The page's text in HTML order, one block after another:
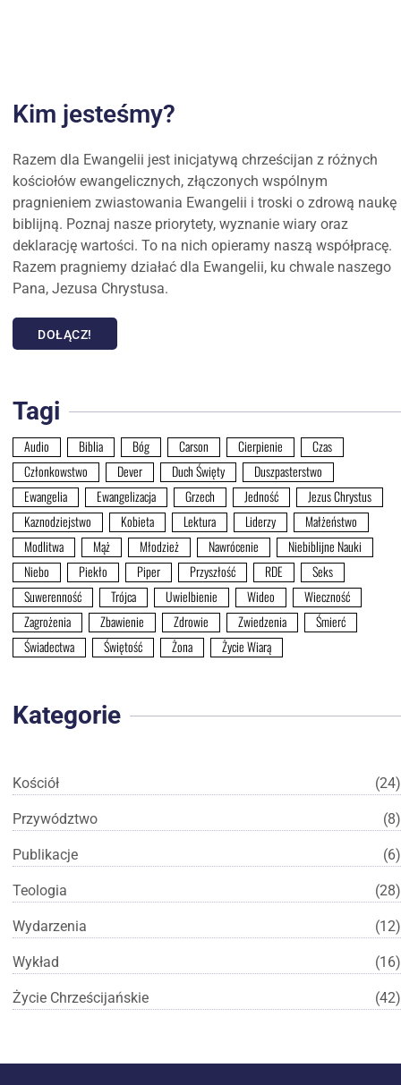
Kim jesteśmy?
Razem dla Ewangelii jest inicjatywą chrześcijan z różnych
kościołów ewangelicznych, złączonych wspólnym
pragnieniem zwiastowania Ewangelii i troski o zdrową naukę
biblijną. Poznaj nasze priorytety, wyznanie wiary oraz
deklarację wartości. To na nich opieramy naszą współpracę.
Razem pragniemy działać dla Ewangelii, ku chwale naszego
Pana, Jezusa Chrystusa.
DOŁĄCZ!
Tagi
Audio Biblia Bóg Carson Cierpienie
Czas
Członkowstwo
Dever Duch Święty
Duszpasterstwo
Ewangelia
Ewangelizacja Grzech Jedność
Jezus Chrystus
Kaznodziejstwo
Kobieta Lektura Liderzy
Małżeństwo
Modlitwa
Mąż Młodzież Nawrócenie
Niebiblijne Nauki
Niebo
Piekło Piper Przyszłość RDE
Seks
Suwerenność
Trójca Uwielbienie Wideo
Wieczność
Zagrożenia
Zbawienie Zdrowie Zwiedzenia
Śmierć
Świadectwa
Świętość Żona Życie Wiarą
Kategorie
Kościół (24)
Przywództwo (8)
Publikacje (6)
Teologia (28)
Wydarzenia (12)
Wykład (16)
Życie Chrześcijańskie (42)